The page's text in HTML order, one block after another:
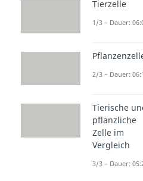
DNA
– Form
Studyflix
Tierzelle
1/3 – Dauer:
2/3 – Dauer:
Tierische
pflanzliche
Zelle im
Vergleich
3/3 – Dauer: